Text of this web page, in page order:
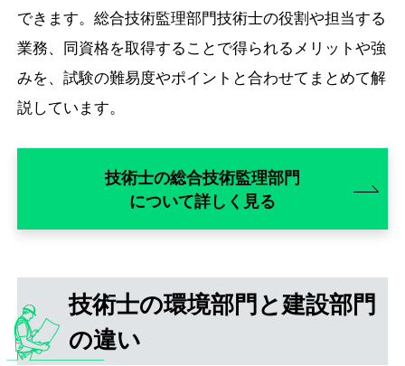
できます。総合技術監理部門技術士の役割や担当する
業務、同資格を取得することで得られるメリットや強
みを、試験の難易度やポイントと合わせてまとめて解
説しています。
技術士の総合技術監理部門
について詳しく見る
技術士の環境部門と建設部門
の違い